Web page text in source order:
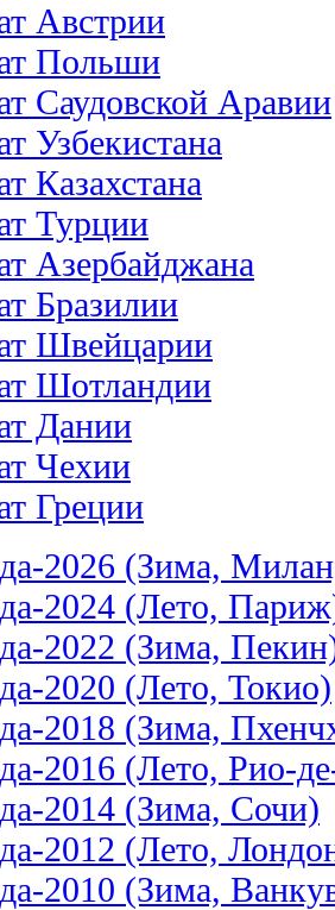
Австрии
Польши
Саудовской Аравии
Узбекистана
Казахстана
Турции
Азербайджана
Бразилии
Швейцарии
Шотландии
Дании
Чехии
Греции
2026 (Зима,
2024 (Лето,
2022 (Зима,
2020 (Лето, Токио)
2018 (Зима,
2016 (Лето, Рио-
2014 (Зима, Сочи)
2012 (Лето,
2010 (Зима,